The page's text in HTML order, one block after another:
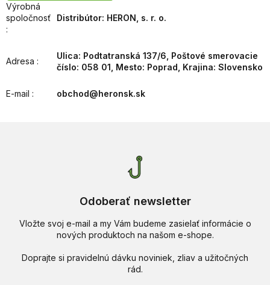
Výrobná
spoločnosť
:
Distribútor: HERON, s. r. o.
Adresa :
Ulica: Podtatranská 137/6, Poštové smerovacie
číslo: 058 01, Mesto: Poprad, Krajina: Slovensko
E-mail : obchod@heronsk.sk
Odoberať newsletter
Vložte svoj e-mail a my Vám budeme zasielať informácie o
nových produktoch na našom e-shope.